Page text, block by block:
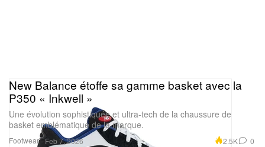
Footwear
New Balance étoffe sa gamme basket avec la
P350 « Inkwell »
Une évolution sophistiquée et ultra-tech de la chaussure de
basket emblématique de la marque.
Feb 7, 2026 2.5K 0